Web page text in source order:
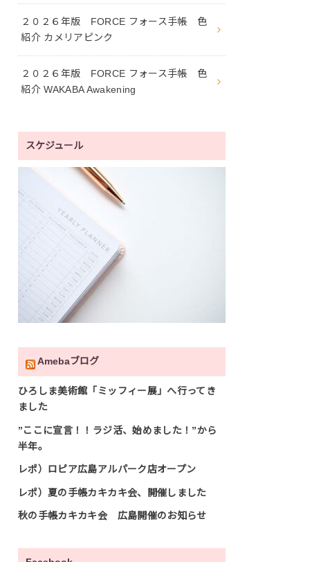
２０２６年版 FORCE フォース手帳 色
紹介 カメリアピンク
２０２６年版 FORCE フォース手帳 色
紹介 WAKABA Awakening
スケジュール
Amebaブログ
ひろしま美術館「ミッフィー展」へ行ってき
ました
”ここに宣言！！ラジ活、始めました！”から
半年。
レポ）ロピア広島アルパーク店オープン
レポ）夏の手帳カキカキ会、開催しました
秋の手帳カキカキ会 広島開催のお知らせ